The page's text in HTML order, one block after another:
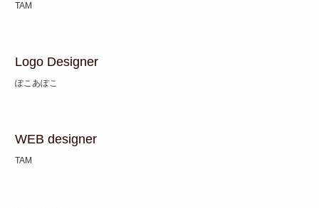
TAM
Logo Designer
ぽこあぽこ
WEB designer
TAM